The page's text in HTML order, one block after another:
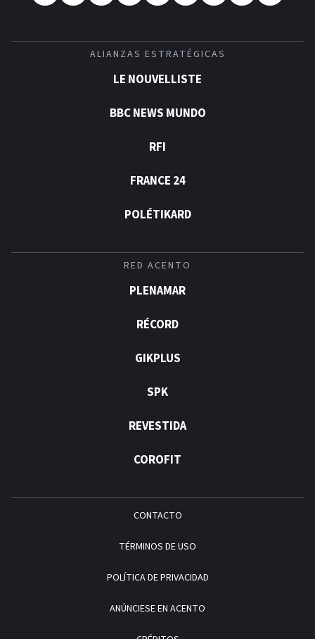
ALIANZAS ESTRATÉGICAS
LE NOUVELLISTE
BBC NEWS MUNDO
RFI
FRANCE 24
POLÉTIKARD
RED ACENTO
PLENAMAR
RÉCORD
GIKPLUS
SPK
REVESTIDA
COROFIT
CONTACTO
TÉRMINOS DE USO
POLÍTICA DE PRIVACIDAD
ANÚNCIESE EN ACENTO